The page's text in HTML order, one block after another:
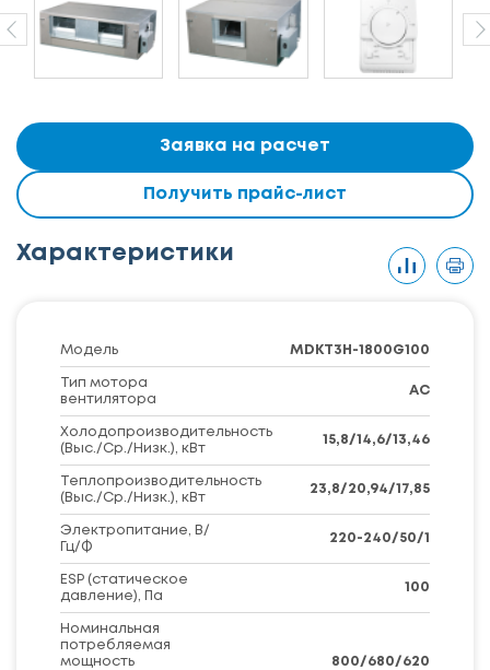
Заявка на расчет
Получить прайс-лист
Характеристики
Модель MDKT3H-1800G100
Тип мотора
вентилятора
AC
Холодопроизводительность
(Выс./Ср./Низк.), кВт
15,8/14,6/13,46
Теплопроизводительность
(Выс./Ср./Низк.), кВт
23,8/20,94/17,85
Электропитание, В/
Гц/Ф
220-240/50/1
ESP (статическое
давление), Па
100
Номинальная
потребляемая
мощность
800/680/620